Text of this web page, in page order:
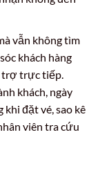
vẫn không tìm
khách hàng
trợ trực tiếp.
khách, ngày
khi đặt vé, sao kê
viên tra cứu